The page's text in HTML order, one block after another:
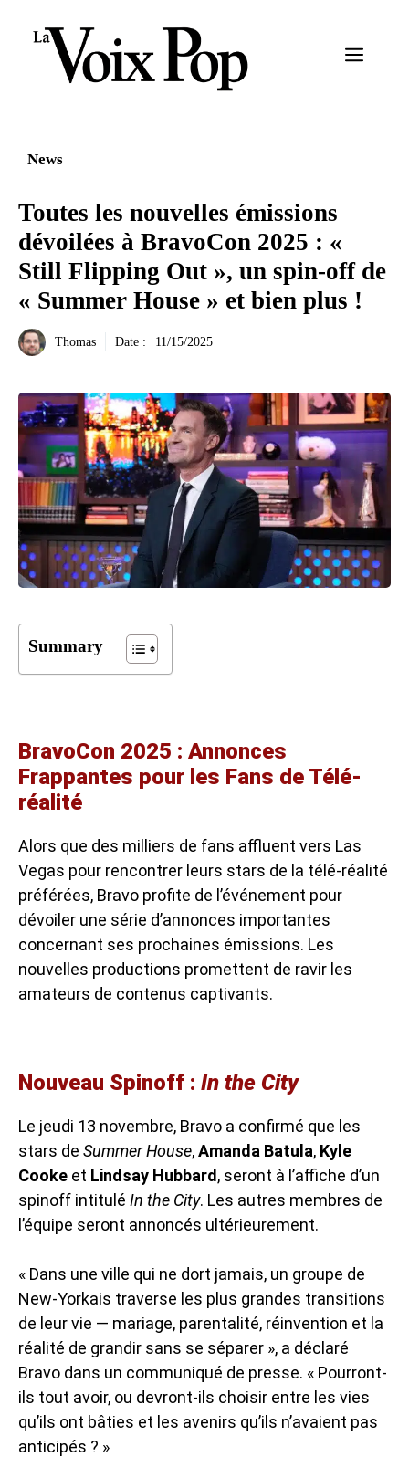
Menu
News
Toutes les nouvelles émissions
dévoilées à BravoCon 2025 : «
Still Flipping Out », un spin-off de
« Summer House » et bien plus !
Thomas Date : 11/15/2025
Summary
BravoCon 2025 : Annonces
Frappantes pour les Fans de Télé-
réalité
Alors que des milliers de fans affluent vers Las
Vegas pour rencontrer leurs stars de la télé-réalité
préférées, Bravo profite de l’événement pour
dévoiler une série d’annonces importantes
concernant ses prochaines émissions. Les
nouvelles productions promettent de ravir les
amateurs de contenus captivants.
Nouveau Spinoff : In the City
Le jeudi 13 novembre, Bravo a confirmé que les
stars de Summer House,Amanda Batula, Kyle
Cooke et Lindsay Hubbard, seront à l’affiche d’un
spinoff intitulé In the City. Les autres membres de
l’équipe seront annoncés ultérieurement.
« Dans une ville qui ne dort jamais, un groupe de
New-Yorkais traverse les plus grandes transitions
de leur vie — mariage, parentalité, réinvention et la
réalité de grandir sans se séparer », a déclaré
Bravo dans un communiqué de presse. « Pourront-
ils tout avoir, ou devront-ils choisir entre les vies
qu’ils ont bâties et les avenirs qu’ils n’avaient pas
anticipés ? »